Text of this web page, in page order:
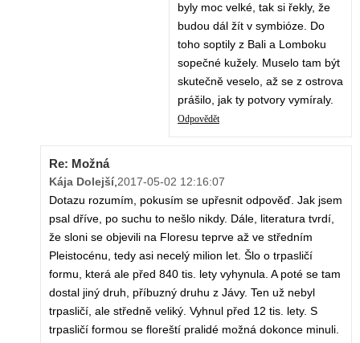
byly moc velké, tak si řekly, že
budou dál žít v symbióze. Do
toho soptily z Bali a Lomboku
sopečné kužely. Muselo tam být
skutečně veselo, až se z ostrova
prášilo, jak ty potvory vymíraly.
Odpovědět
Re: Možná
Kája Dolejší,2017-05-02 12:16:07
Dotazu rozumím, pokusím se upřesnit odpověď. Jak jsem
psal dříve, po suchu to nešlo nikdy. Dále, literatura tvrdí,
že sloni se objevili na Floresu teprve až ve středním
Pleistocénu, tedy asi necelý milion let. Šlo o trpasličí
formu, která ale před 840 tis. lety vyhynula. A poté se tam
dostal jiný druh, příbuzný druhu z Jávy. Ten už nebyl
trpasličí, ale středně veliký. Vyhnul před 12 tis. lety. S
trpasličí formou se floreští pralidé možná dokonce minuli.